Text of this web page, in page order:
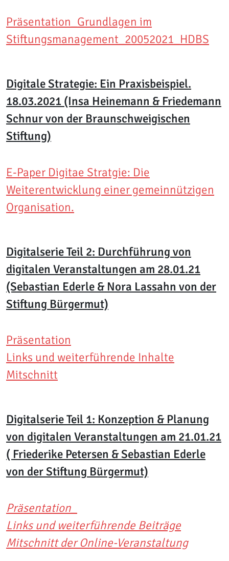
Präsentation_Grundlagen im
Stiftungsmanagement_20052021_HDBS
Digitale Strategie: Ein Praxisbeispiel.
18.03.2021 (Insa Heinemann & Friedemann
Schnur von der Braunschweigischen
Stiftung)
E-Paper Digitae Stratgie: Die
Weiterentwicklung einer gemeinnützigen
Organisation.
Digitalserie Teil 2: Durchführung von
digitalen Veranstaltungen am 28.01.21
(Sebastian Ederle & Nora Lassahn von der
Stiftung Bürgermut)
Präsentation
Links und weiterführende Inhalte
Mitschnitt
Digitalserie Teil 1: Konzeption & Planung
von digitalen Veranstaltungen am 21.01.21
( Friederike Petersen & Sebastian Ederle
von der Stiftung Bürgermut)
Präsentation_
Links und weiterführende Beiträge
Mitschnitt der Online-Veranstaltung